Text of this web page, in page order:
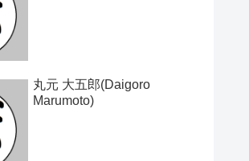
丸元 大五郎(Daigoro
Marumoto)